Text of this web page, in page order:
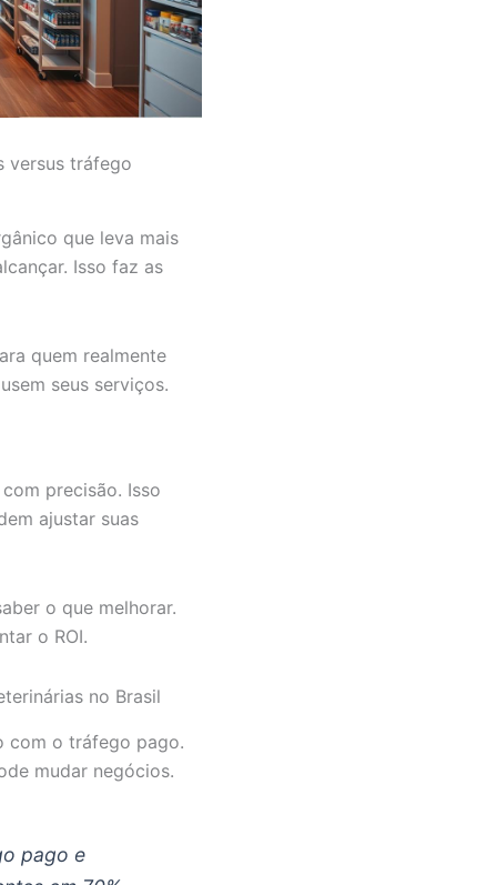
versus tráfego
que leva mais
Isso faz as
quem realmente
seus serviços.
precisão. Isso
ajustar suas
o que melhorar.
o ROI.
no Brasil
com o tráfego pago.
mudar negócios.
pago e